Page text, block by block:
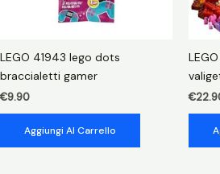
LEGO 41943 lego dots
braccialetti gamer
€9.90
Aggiungi Al Carrello
€